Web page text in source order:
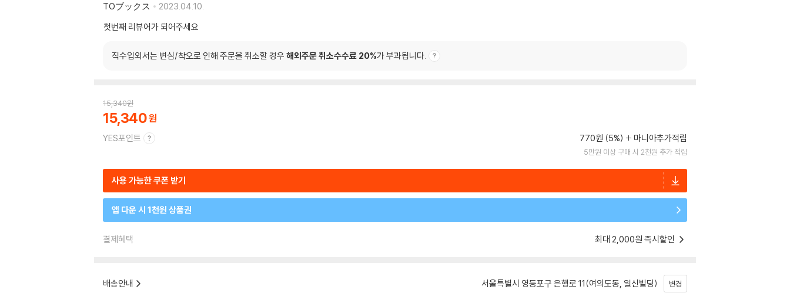
TOブックス
2023.04.10.
첫번째 리뷰어가 되어주세요
직수입외서는 변심/착오로 인해 주문을 취소할 경우 해외주문 취소수수료 20%가 부과됩니다.
15,340원
15,340
YES포인트 770원 (5%) 마니아추가적립
5만원 이상 구매 시 2천원 추가 적립
사용 가능한 쿠폰 받기
앱 다운 시 1천원 상품권
결제혜택 최대 2,000원 즉시할인
배송안내 서울특별시 영등포구 은행로 11(여의도동, 일신빌딩) 변경